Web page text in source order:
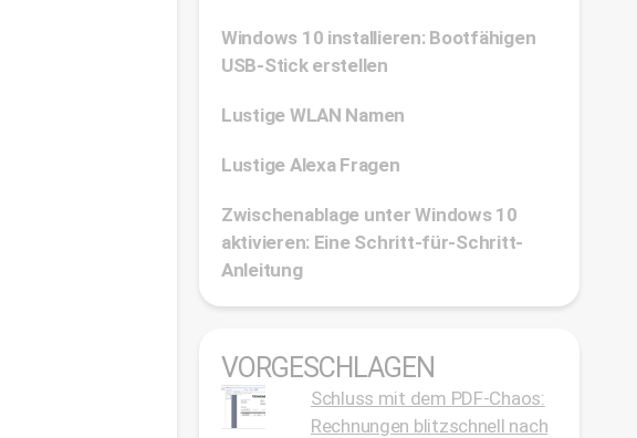
Windows 10 installieren: Bootfähigen
USB-Stick erstellen
Lustige WLAN Namen
Lustige Alexa Fragen
Zwischenablage unter Windows 10
aktivieren: Eine Schritt-für-Schritt-
Anleitung
VORGESCHLAGEN
Schluss mit dem PDF-Chaos:
Rechnungen blitzschnell nach